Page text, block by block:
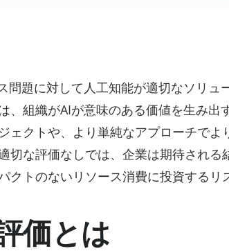
問題に対して人工知能が適切なソリュ
、組織がAIが意味のある価値を生み出
ェクトや、より単純なアプローチでよ
切な評価なしでは、企業は期待される
トのないリソース消費に投資するリ
価とは